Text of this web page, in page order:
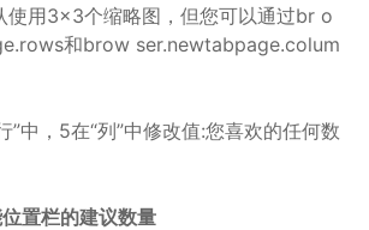
使用3×3个缩略图，但您可以通过br o
和brow ser.newtabpage.colum
，5在“列”中修改值:您喜欢的任何数
置栏的建议数量